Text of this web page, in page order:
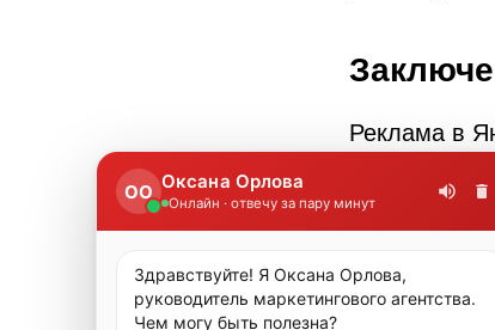
Реклама в
поддержку,
достичь
ОО Оксана Орлова
Онлайн · отвечу за пару минут
Здравствуйте! Я Оксана Орлова,
руководитель маркетингового агентства.
Чем могу быть полезна?